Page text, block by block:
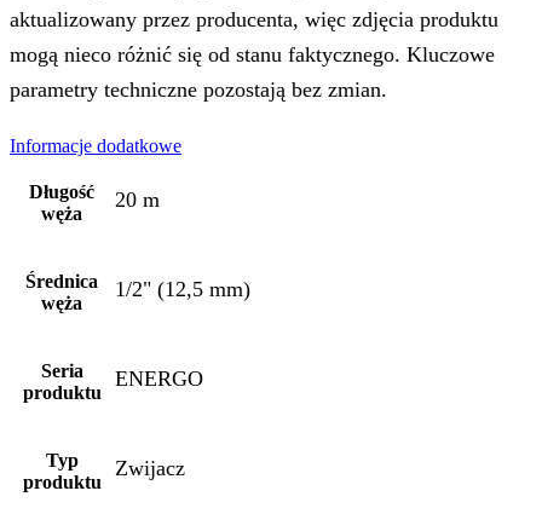
aktualizowany przez producenta, więc zdjęcia produktu
mogą nieco różnić się od stanu faktycznego. Kluczowe
parametry techniczne pozostają bez zmian.
Informacje dodatkowe
Długość
węża
20 m
Średnica
węża
1/2" (12,5 mm)
Seria
produktu
ENERGO
Typ
produktu
Zwijacz